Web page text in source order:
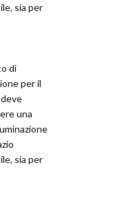
sia per
di
per il
una
sia per